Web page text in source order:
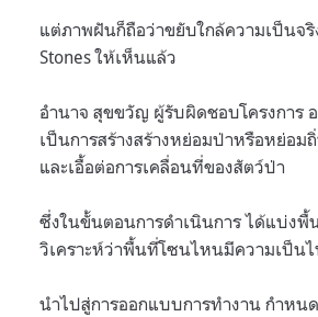
แต่ภาพฝันก็ถือว่าขยับใกล้ความเป็นจ
Stones ให้เห็นแล้ว
อำนาจ สุขขวัญ ผู้รับผิดชอบโครงการ
เป็นการสร้างสร้างหย่อมป่าหรือหย่อม
และเอื้อต่อการเคลื่อนที่ของสัตว์ป่า
ซึ่งในขั้นตอนการดำเนินการ ได้แบ่ง
วิเคราะห์ว่าพื้นที่โซนไหนมีความเป็น
นำไปสู่การออกแบบการทำงาน กำหน